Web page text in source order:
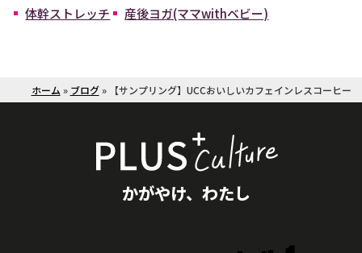
体幹ストレッチ
産後ヨガ(ママwithベビー)
ホーム » ブログ» 【サンプリング】UCCおいしいカフェインレスコーヒー
かがやけ、わたし